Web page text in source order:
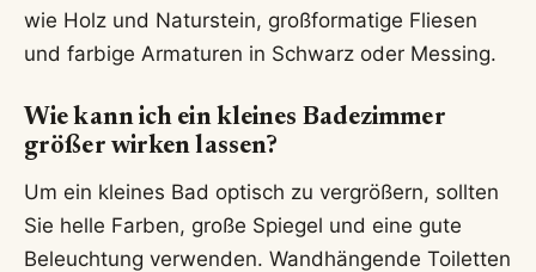
wie Holz und Naturstein, großformatige Fliesen
und farbige Armaturen in Schwarz oder Messing.
Wie kann ich ein kleines Badezimmer
größer wirken lassen?
Um ein kleines Bad optisch zu vergrößern, sollten
Sie helle Farben, große Spiegel und eine gute
Beleuchtung verwenden. Wandhängende Toiletten